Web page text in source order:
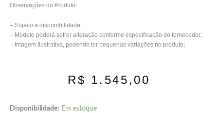
Observações do Produto:
– Sujeito a disponibilidade;
– Modelo poderá sofrer alteração conforme especificação do fornecedor;
– Imagem Ilustrativa, podendo ter pequenas variações no produto;
R$ 1.545,00
Disponibilidade: Em estoque